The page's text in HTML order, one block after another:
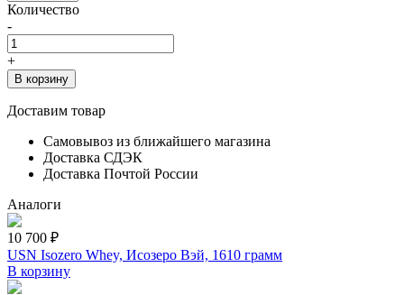
Количество
-
+
В корзину
Доставим товар
Самовывоз из ближайшего магазина
Доставка СДЭК
Доставка Почтой России
Аналоги
10 700 ₽
USN Isozero Whey, Исозеро Вэй, 1610 грамм
В корзину